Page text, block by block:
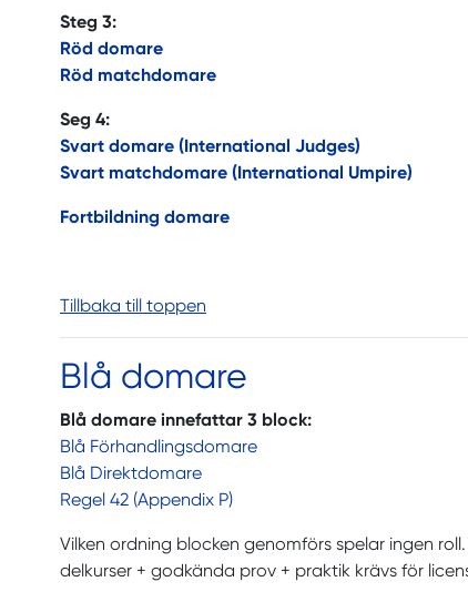
Steg 3:
Röd domare
Röd matchdomare
Seg 4:
Svart domare (International Judges)
Svart matchdomare (International Umpire)
Fortbildning domare
Tillbaka till toppen
Blå domare
Blå domare innefattar 3 block:
Blå Förhandlingsdomare
Blå Direktdomare
Regel 42 (Appendix P)
Vilken ordning blocken genomförs spelar ingen
delkurser + godkända prov + praktik krävs för